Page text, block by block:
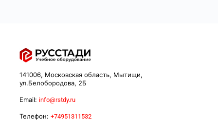
141006, Московская область, Мытищи,
ул.Белобородова, 2Б
Email: info@rstdy.ru
Телефон: +74951311532